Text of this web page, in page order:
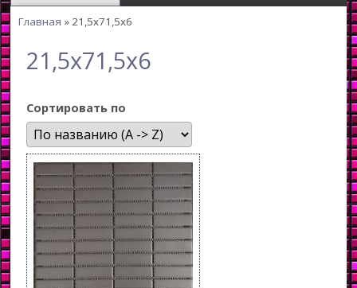
Главная » 21,5x71,5x6
21,5x71,5x6
Сортировать по